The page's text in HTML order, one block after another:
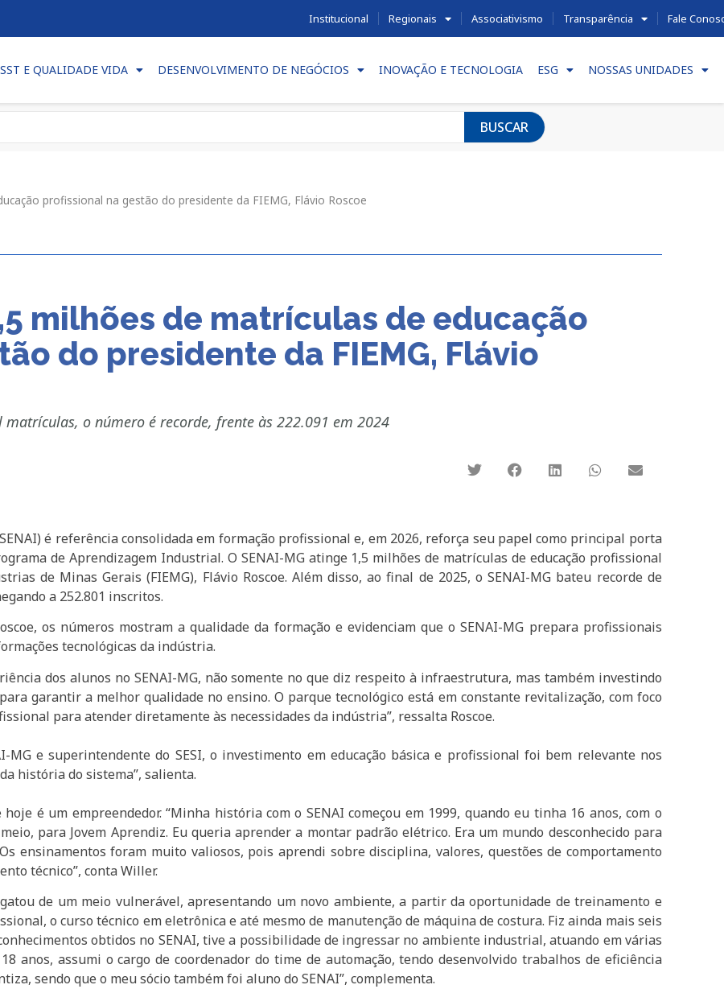
Institucional Regionais Associativismo Transparência Fale
SST E QUALIDADE VIDA DESENVOLVIMENTO DE NEGÓCIOS INOVAÇÃO E TECNOLOGIA ESG NOSSAS UNIDADES
BUSCAR
profissional na gestão do presidente da FIEMG, Flávio Roscoe
milhões de matrículas de educação
do presidente da FIEMG, Flávio
o número é recorde, frente às 222.091 em 2024
é referência consolidada em formação profissional e, em 2026, reforça seu papel como principal porta
de Aprendizagem Industrial. O SENAI-MG atinge 1,5 milhões de matrículas de educação profissional
de Minas Gerais (FIEMG), Flávio Roscoe. Além disso, ao final de 2025, o SENAI-MG bateu recorde de
a 252.801 inscritos.
os números mostram a qualidade da formação e evidenciam que o SENAI-MG prepara profissionais
tecnológicas da indústria.
dos alunos no SENAI-MG, não somente no que diz respeito à infraestrutura, mas também investindo
garantir a melhor qualidade no ensino. O parque tecnológico está em constante revitalização, com foco
para atender diretamente às necessidades da indústria”, ressalta Roscoe.
MG e superintendente do SESI, o investimento em educação básica e profissional foi bem relevante nos
história do sistema”, salienta.
é um empreendedor. “Minha história com o SENAI começou em 1999, quando eu tinha 16 anos, com o
para Jovem Aprendiz. Eu queria aprender a montar padrão elétrico. Era um mundo desconhecido para
ensinamentos foram muito valiosos, pois aprendi sobre disciplina, valores, questões de comportamento
técnico”, conta Willer.
de um meio vulnerável, apresentando um novo ambiente, a partir da oportunidade de treinamento e
o curso técnico em eletrônica e até mesmo de manutenção de máquina de costura. Fiz ainda mais seis
obtidos no SENAI, tive a possibilidade de ingressar no ambiente industrial, atuando em várias
anos, assumi o cargo de coordenador do time de automação, tendo desenvolvido trabalhos de eficiência
sendo que o meu sócio também foi aluno do SENAI”, complementa.